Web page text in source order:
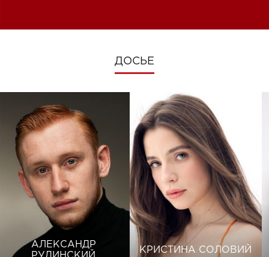
ДОСЬЕ
АЛЕКСАНДР
КРИСТИНА СОЛОВИЙ